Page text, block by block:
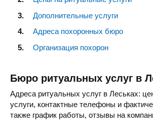
Дополнительные услуги
Адреса похоронных бюро
Организация похорон
Бюро ритуальных услуг в
Адреса ритуальных услуг в Леськах:
услуги, контактные телефоны и
также график работы, отзывы на